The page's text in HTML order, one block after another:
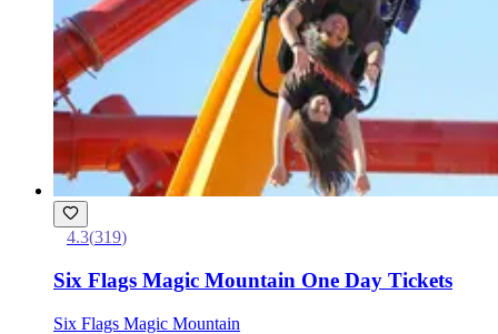
4.3(319)
Six Flags Magic Mountain One Day Tickets
Six Flags Magic Mountain